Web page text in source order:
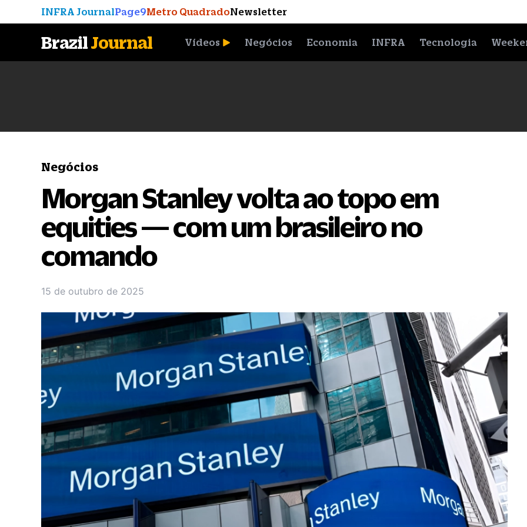
INFRA JournalPage9Metro QuadradoNewsletter
BrazilJournal Vídeos Negócios Economia INFRA Tecnologia
Negócios
Morgan Stanley volta ao topo em
equities — com um brasileiro no
comando
15 de outubro de 2025